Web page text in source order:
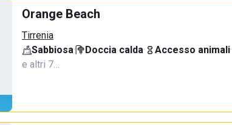
Orange Beach
Tirrenia
Sabbiosa· Doccia calda· Accesso animali·
e altri 7…